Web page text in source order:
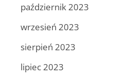
październik 2023
wrzesień 2023
sierpień 2023
lipiec 2023